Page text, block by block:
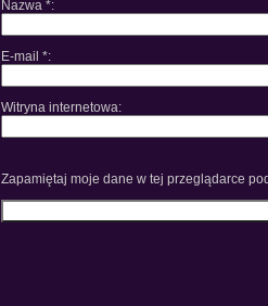
Nazwa *
E-mail *
Witryna internetowa
Zapamiętaj moje dane w tej przeglądarce